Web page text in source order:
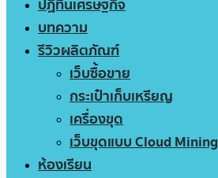
ปฏิทินเศรษฐกิจ
บทความ
รีวิวผลิตภัณฑ์
เว็บซื้อขาย
กระเป๋าเก็บเหรียญ
เครื่องขุด
เว็บขุดแบบ Cloud Mining
ห้องเรียน